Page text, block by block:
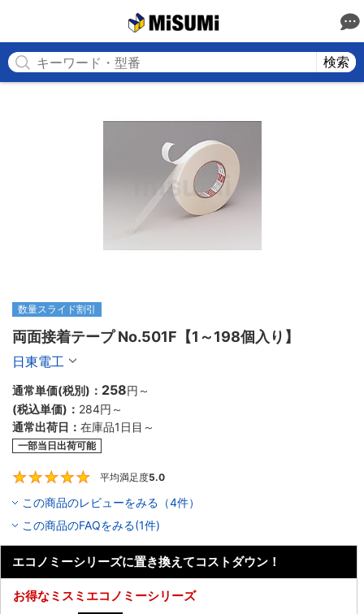
検索
数量スライド割引
両面接着テープ No.501F【1～198個入り】
日東電工
通常単価(税別)： 258円 ～
(税込単価)： 284円 ～
通常出荷日： 在庫品1日目～
一部当日出荷可能
平均満足度5.0
この商品のレビューをみる（4件）
この商品のFAQをみる(1件)
エコノミーシリーズに置き換えてコストダウン！
お得なミスミエコノミーシリーズ